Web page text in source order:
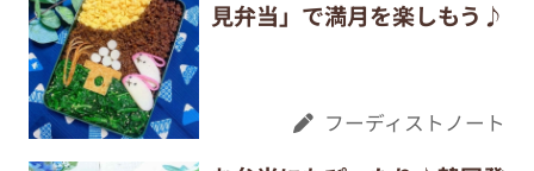
見弁当」で満月を楽しもう♪
フーディストノート